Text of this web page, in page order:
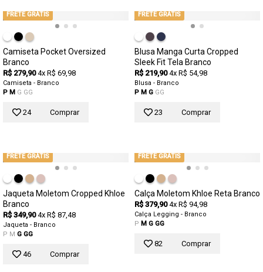
FRETE GRÁTIS
Camiseta Pocket Oversized
Branco
R$ 279,90 4x R$ 69,98
Camiseta - Branco
P M G GG
24 Comprar
FRETE GRÁTIS
Blusa Manga Curta Cropped
Sleek Fit Tela Branco
R$ 219,90 4x R$ 54,98
Blusa - Branco
P M G GG
23 Comprar
FRETE GRÁTIS
Jaqueta Moletom Cropped Khloe
Branco
R$ 349,90 4x R$ 87,48
Jaqueta - Branco
P M G GG
46 Comprar
FRETE GRÁTIS
Calça Moletom Khloe Reta Branco
R$ 379,90 4x R$ 94,98
Calça Legging - Branco
P M G GG
82 Comprar